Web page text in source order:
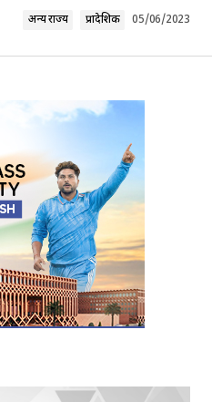
अन्य राज्य प्रादेशिक 05/06/2023